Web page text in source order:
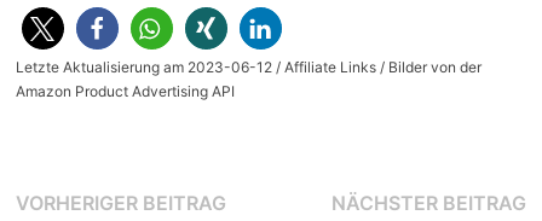
Letzte Aktualisierung am 2023-06-12 / Affiliate Links / Bilder von der
Amazon Product Advertising API
Beitragsnavigation
VORHERIGER BEITRAGVorheriger NÄCHSTER BEITRAG